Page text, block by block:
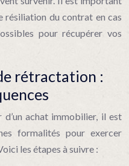
résiliation du contrat en cas
pour récupérer vos
rétractation :
achat immobilier, il est
formalités pour exercer
les étapes à suivre :